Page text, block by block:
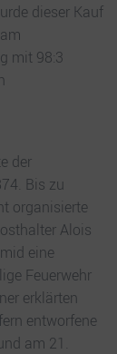
dieser Kauf
mit 98:3
der
Bis zu
organisierte
Alois
eine
Feuerwehr
erklärten
entworfene
am 21.